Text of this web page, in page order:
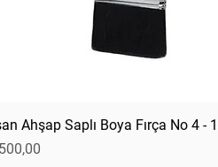
Ahşap Saplı Boya Fırça No 4 -